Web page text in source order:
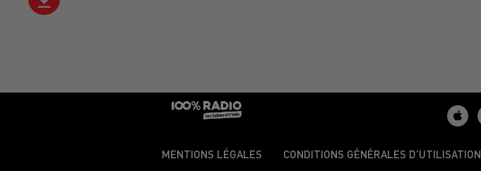
MENTIONS LÉGALES CONDITIONS GÉNÉRALES D’UTILISATION